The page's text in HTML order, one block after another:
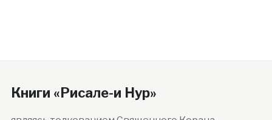
Книги «Рисале-и Нур»